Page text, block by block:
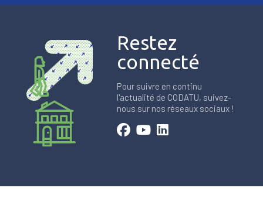
Restez
connecté
Pour suivre en continu
l'actualité de CODATU, suivez-
nous sur nos réseaux sociaux !